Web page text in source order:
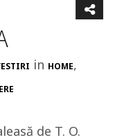
in HOME,
de T. O.